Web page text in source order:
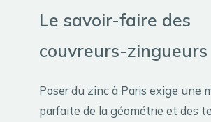
Le savoir-faire des
couvreurs-zingueurs
Poser du zinc à Paris exige une
parfaite de la géométrie et des